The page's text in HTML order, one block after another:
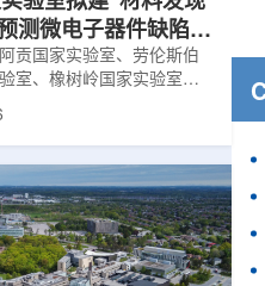
测微电子器件缺陷影
贡国家实验室、劳伦斯伯
室、橡树岭国家实验室和
测微小缺陷如何影响微电
和寿命。材料发现云可视
个基于物理学原理的人工
整合了实验数据、模拟和
用于预测微小缺陷如何影
的性能和寿命。(图片由